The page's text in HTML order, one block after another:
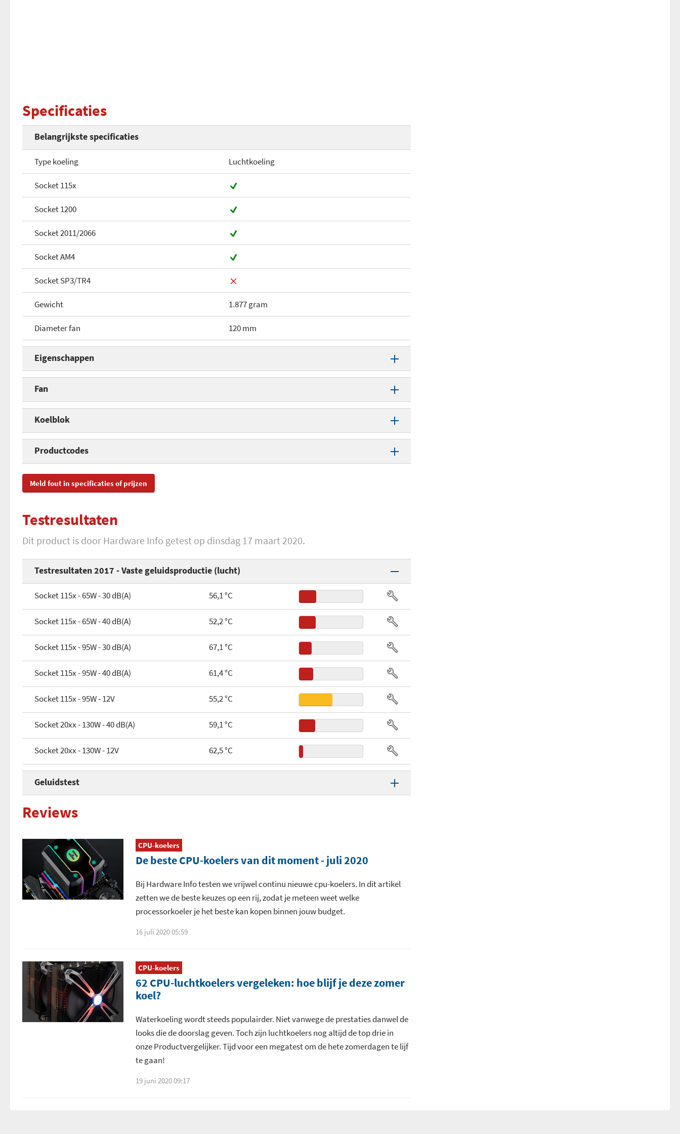
Specificaties
Belangrijkste specificaties
Type koeling Luchtkoeling
Socket 115x
Socket 1200
Socket 2011/2066
Socket AM4
Socket SP3/TR4
Gewicht 1.877 gram
Diameter fan 120 mm
Eigenschappen
Socket 115x
Socket 1200
Socket 1366
Socket 2011/2066
Socket AM2/AM3/AM3+
Socket AM4
Socket SP3/TR4
Gewicht 1.877 gram
Hoogte 16,2 cm
Breedte 13,5 cm
Diepte 12 cm
Fan
Diameter fan
Dikte 16 mm
Optioneel (extra) fan plaatsbaar?
Fancontroller
Fan aansluiting 4 pins
Koelblok
Aantal heatpipes
Productcodes
SKU
Toegevoegd aan Hardware Info
Meld fout in specificaties of prijzen
Testresultaten
Dit product is door Hardware Info getest op dinsdag 17 maart 2020.
Testresultaten 2017 - Vaste geluidsproductie (lucht)
Socket 115x - 65W - 30 dB(A) 56,1 °C
Socket 115x - 65W - 40 dB(A) 52,2 °C
Socket 115x - 95W - 30 dB(A) 67,1 °C
Socket 115x - 95W - 40 dB(A) 61,4 °C
Socket 115x - 95W - 12V 55,2 °C
Socket 20xx - 130W - 40 dB(A) 59,1 °C
Socket 20xx - 130W - 12V 62,5 °C
Geluidstest
Voltage fans bij 30 dB(A)
Voltage fans bij 50 dB(A) 11,6 V
Geluidsproductie 12V+12V (10 cm.) 54 dB(A)
Reviews
CPU-koelers
De beste CPU-koelers van dit moment - juli 2020
Bij Hardware Info testen we vrijwel continu nieuwe cpu-koelers. In dit artikel
zetten we de beste keuzes op een rij, zodat je meteen weet welke
processorkoeler je het beste kan kopen binnen jouw budget.
16 juli 2020 05:59
CPU-koelers
62 CPU-luchtkoelers vergeleken: hoe blijf je deze zomer
koel?
Waterkoeling wordt steeds populairder. Niet vanwege de prestaties danwel de
looks die de doorslag geven. Toch zijn luchtkoelers nog altijd de top drie in
onze Productvergelijker. Tijd voor een megatest om de hete zomerdagen te lijf
te gaan!
19 juni 2020 09:17